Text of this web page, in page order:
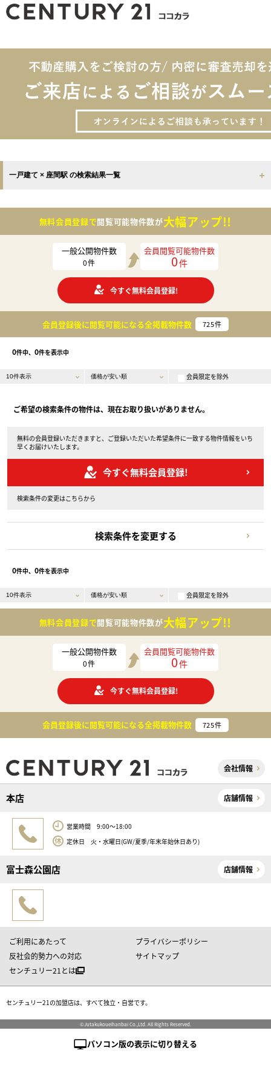
一戸建て × 座間駅 の検索結果一覧
無料会員登録で閲覧可能物件数が大幅アップ!!
一般公開物件数
0件
会員閲覧可能物件数
0件
今すぐ無料会員登録!
会員登録後に閲覧可能になる全掲載物件数 725件
0件中、 0件を表示中
会員限定を除外
ご希望の検索条件の物件は、現在お取り扱いがありません。
無料の会員登録いただきますと、ご登録いただいた希望条件に一致する物件情報をいち
早くお届けいたします。
今すぐ無料会員登録!
検索条件の変更はこちらから
検索条件を変更する
0件中、 0件を表示中
会員限定を除外
無料会員登録で閲覧可能物件数が大幅アップ!!
一般公開物件数
0件
会員閲覧可能物件数
0件
今すぐ無料会員登録!
会員登録後に閲覧可能になる全掲載物件数 725件
会社情報
本店 店舗情報
営業時間 9:00～18:00
定休日 火・水曜日(GW/夏季/年末年始休日あり)
富士森公園店 店舗情報
ご利用にあたって
プライバシーポリシー
反社会的勢力への対応
サイトマップ
センチュリー21とは
センチュリー21の加盟店は、すべて独立・自営です。
©Jutakukoueihanbai Co.,Ltd. All Rights Reserved.
パソコン版の表示に切り替える